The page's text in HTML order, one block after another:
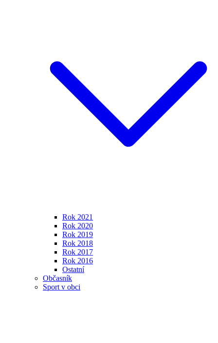
Rok 2021
Rok 2020
Rok 2019
Rok 2018
Rok 2017
Rok 2016
Ostatní
Občasník
Sport v obci